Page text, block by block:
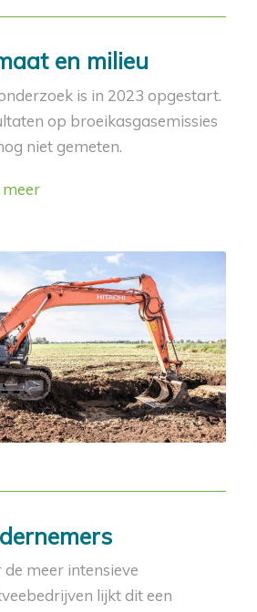
en milieu
is in 2023 opgestart.
op broeikasgasemissies
niet gemeten.
meer
de meer intensieve
lijkt dit een